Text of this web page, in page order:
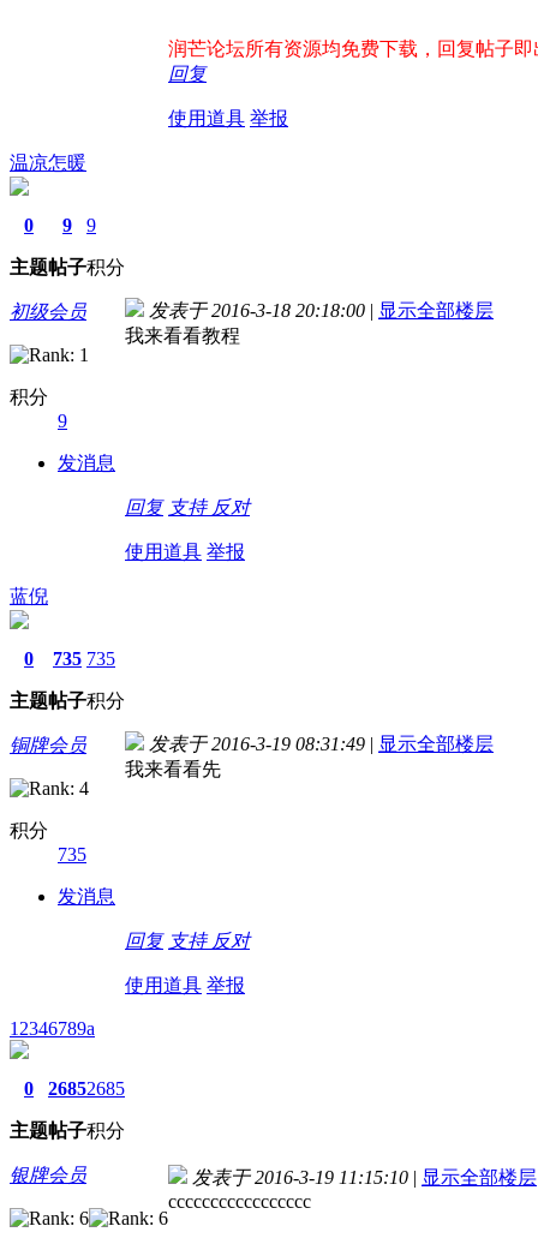
润芒论坛所有资源均免费下载，回复帖子即
回复
使用道具 举报
温凉怎暖
0
主题
9
帖子
9
积分
初级会员
积分
9
发消息
发表于 2016-3-18 20:18:00 | 显示全部楼层
我来看看教程
回复 支持 反对
使用道具 举报
蓝倪
0
主题
735
帖子
735
积分
铜牌会员
积分
735
发消息
发表于 2016-3-19 08:31:49 | 显示全部楼层
我来看看先
回复 支持 反对
使用道具 举报
12346789a
0
主题
2685
帖子
2685
积分
银牌会员 发表于 2016-3-19 11:15:10 | 显示全部楼层
ccccccccccccccccc